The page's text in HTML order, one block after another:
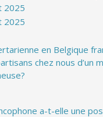
2025
2025
en Belgique
chez nous d’un
a-t-elle une